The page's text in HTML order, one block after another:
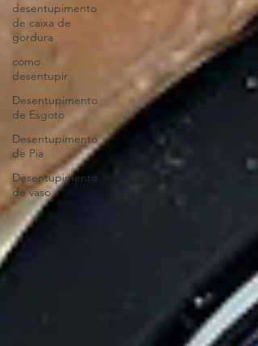
desentupimento
de caixa de
gordura
como
desentupir
Desentupimento
de Esgoto
Desentupimento
de Pia
Desentupimento
de vaso